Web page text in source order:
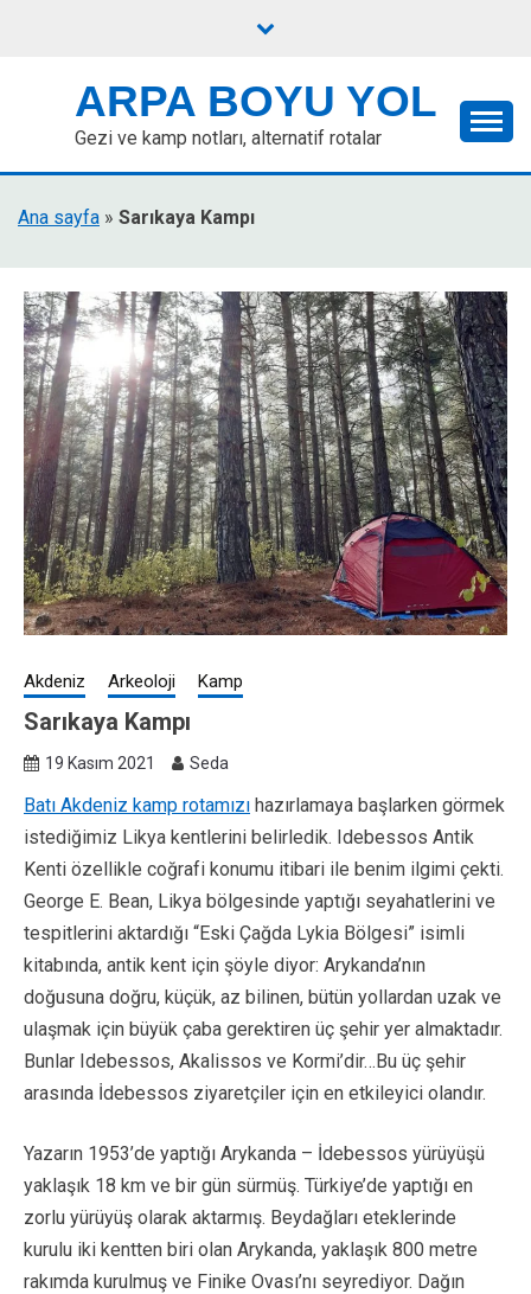
ARPA BOYU YOL
Gezi ve kamp notları, alternatif rotalar
Ana sayfa » Sarıkaya Kampı
Akdeniz Arkeoloji Kamp
Sarıkaya Kampı
19 Kasım 2021 Seda
Batı Akdeniz kamp rotamızı hazırlamaya başlarken görmek
istediğimiz Likya kentlerini belirledik. Idebessos Antik
Kenti özellikle coğrafi konumu itibari ile benim ilgimi çekti.
George E. Bean, Likya bölgesinde yaptığı seyahatlerini ve
tespitlerini aktardığı “Eski Çağda Lykia Bölgesi” isimli
kitabında, antik kent için şöyle diyor: Arykanda’nın
doğusuna doğru, küçük, az bilinen, bütün yollardan uzak ve
ulaşmak için büyük çaba gerektiren üç şehir yer almaktadır.
Bunlar Idebessos, Akalissos ve Kormi’dir…Bu üç şehir
arasında İdebessos ziyaretçiler için en etkileyici olandır.
Yazarın 1953’de yaptığı Arykanda – İdebessos yürüyüşü
yaklaşık 18 km ve bir gün sürmüş. Türkiye’de yaptığı en
zorlu yürüyüş olarak aktarmış. Beydağları eteklerinde
kurulu iki kentten biri olan Arykanda, yaklaşık 800 metre
rakımda kurulmuş ve Finike Ovası’nı seyrediyor. Dağın